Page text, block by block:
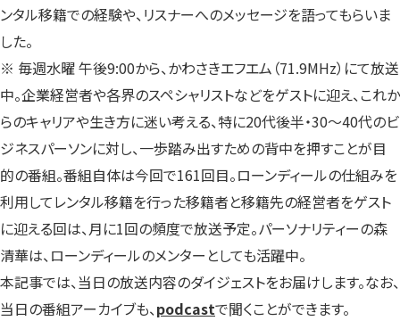
ンタル移籍での経験や、リスナーへのメッセージを語ってもらいま
した。
※ 毎週水曜 午後9:00から、かわさきエフエム（71.9MHz）にて放送
中。企業経営者や各界のスペシャリストなどをゲストに迎え、これか
らのキャリアや生き方に迷い考える、特に20代後半・30〜40代のビ
ジネスパーソンに対し、一歩踏み出すための背中を押すことが目
的の番組。番組自体は今回で161回目。ローンディールの仕組みを
利用してレンタル移籍を行った移籍者と移籍先の経営者をゲスト
に迎える回は、月に1回の頻度で放送予定。パーソナリティーの森
清華は、ローンディールのメンターとしても活躍中。
本記事では、当日の放送内容のダイジェストをお届けします。なお、
当日の番組アーカイブも、podcastで聞くことができます。